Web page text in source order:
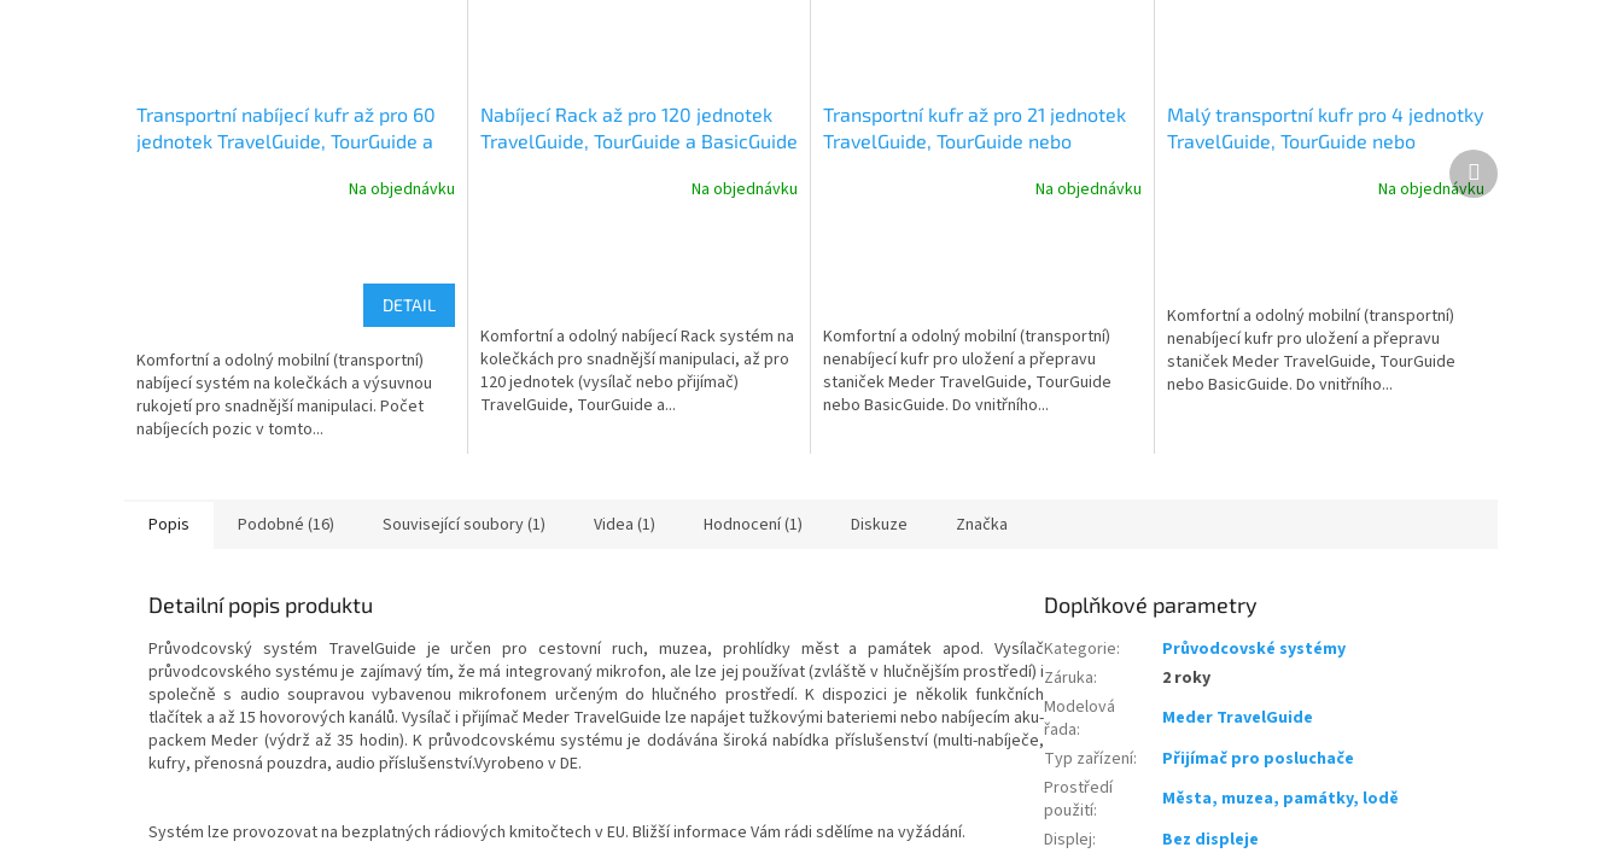
Transportní nabíjecí kufr až pro 60
jednotek TravelGuide, TourGuide a
Na objednávku
DETAIL
Komfortní a odolný mobilní (transportní)
nabíjecí systém na kolečkách a výsuvnou
rukojetí pro snadnější manipulaci. Počet
nabíjecích pozic v tomto...
Nabíjecí Rack až pro 120 jednotek
TravelGuide, TourGuide a BasicGuide
Na objednávku
Komfortní a odolný nabíjecí Rack systém na
kolečkách pro snadnější manipulaci, až pro
120 jednotek (vysílač nebo přijímač)
TravelGuide, TourGuide a...
Transportní kufr až pro 21 jednotek
TravelGuide, TourGuide nebo
Na objednávku
Komfortní a odolný mobilní (transportní)
nenabíjecí kufr pro uložení a přepravu
staniček Meder TravelGuide, TourGuide
nebo BasicGuide. Do vnitřního...
Malý transportní kufr pro 4 jednotky
TravelGuide, TourGuide nebo
Na objednávku
Komfortní a odolný mobilní (transportní)
nenabíjecí kufr pro uložení a přepravu
staniček Meder TravelGuide, TourGuide
nebo BasicGuide. Do vnitřního...
Další
produkt
Popis Podobné (16) Související soubory (1) Videa (1) Hodnocení (1) Diskuze Značka
Detailní popis produktu
Průvodcovský systém TravelGuide je určen pro cestovní ruch, muzea, prohlídky měst a památek apod. Vysílač
průvodcovského systému je zajímavý tím, že má integrovaný mikrofon, ale lze jej používat (zvláště v hlučnějším prostředí) i
společně s audio soupravou vybavenou mikrofonem určeným do hlučného prostředí. K dispozici je několik funkčních
tlačítek a až 15 hovorových kanálů. Vysílač i přijímač Meder TravelGuide lze napájet tužkovými bateriemi nebo nabíjecím aku-
packem Meder (výdrž až 35 hodin). K průvodcovskému systému je dodávána široká nabídka příslušenství (multi-nabíječe,
kufry, přenosná pouzdra, audio příslušenství.Vyrobeno v DE.
Systém lze provozovat na bezplatných rádiových kmitočtech v EU. Bližší informace Vám rádi sdělíme na vyžádání.
Doplňkové parametry
Kategorie:
Průvodcovské systémy
Záruka:
2 roky
Modelová
řada:
Meder TravelGuide
Typ zařízení:
Přijímač pro posluchače
Prostředí
použití:
Města, muzea, památky, lodě
Displej:
Bez displeje